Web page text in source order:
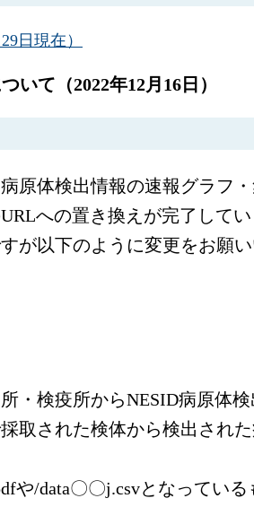
日現在）
て（2022年12月16日）
原体検出情報の速報グラフ
への置き換えが完了して
が以下のように変更をお願い
・検疫所からNESID病原体
取された検体から検出された
や/data〇〇j.csvとなってい